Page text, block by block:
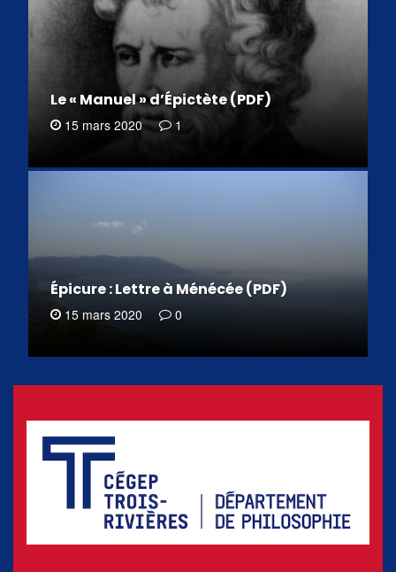
Le « Manuel » d’Épictète (PDF)
15 mars 2020 1
Épicure : Lettre à Ménécée (PDF)
15 mars 2020 0